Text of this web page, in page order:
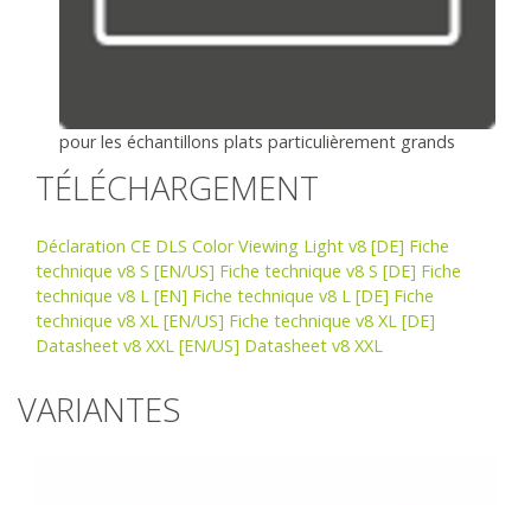
pour les échantillons plats particulièrement grands
TÉLÉCHARGEMENT
Déclaration CE DLS Color Viewing Light v8 [DE] Fiche
technique v8 S [EN/US] Fiche technique v8 S [DE] Fiche
technique v8 L [EN] Fiche technique v8 L [DE] Fiche
technique v8 XL [EN/US] Fiche technique v8 XL [DE]
Datasheet v8 XXL [EN/US] Datasheet v8 XXL
VARIANTES